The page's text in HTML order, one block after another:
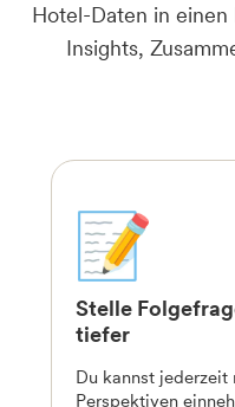
Hotel-Daten in
Insights,
Stelle
tiefer
Du kannst jederzeit
Perspektiven